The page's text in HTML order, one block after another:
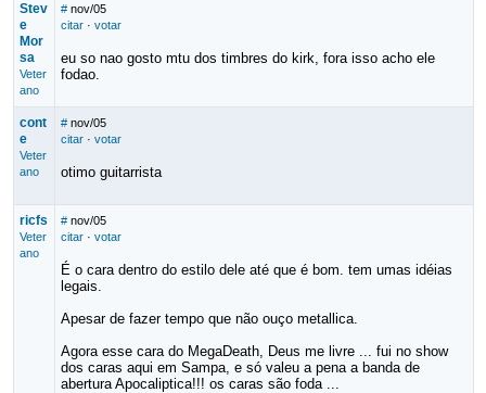
Stev
e
Mor
sa
Veter
ano
# nov/05
citar· votar
eu so nao gosto mtu dos timbres do kirk, fora isso acho ele
fodao.
cont
e
Veter
ano
# nov/05
citar· votar
otimo guitarrista
ricfs
Veter
ano
# nov/05
citar· votar
É o cara dentro do estilo dele até que é bom. tem umas idéias
legais.
Apesar de fazer tempo que não ouço metallica.
Agora esse cara do MegaDeath, Deus me livre ... fui no show
dos caras aqui em Sampa, e só valeu a pena a banda de
abertura Apocaliptica!!! os caras são foda ...